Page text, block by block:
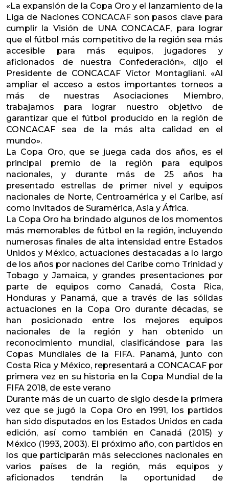
«La expansión de la Copa Oro y el lanzamiento de la
Liga de Naciones CONCACAF son pasos clave para
cumplir la Visión de UNA CONCACAF, para lograr
que el fútbol más competitivo de la región sea más
accesible para más equipos, jugadores y
aficionados de nuestra Confederación», dijo el
Presidente de CONCACAF Víctor Montagliani. «Al
ampliar el acceso a estos importantes torneos a
más de nuestras Asociaciones Miembro,
trabajamos para lograr nuestro objetivo de
garantizar que el fútbol producido en la región de
CONCACAF sea de la más alta calidad en el
mundo».
La Copa Oro, que se juega cada dos años, es el
principal premio de la región para equipos
nacionales, y durante más de 25 años ha
presentado estrellas de primer nivel y equipos
nacionales de Norte, Centroamérica y el Caribe, así
como invitados de Suramérica, Asia y África.
La Copa Oro ha brindado algunos de los momentos
más memorables de fútbol en la región, incluyendo
numerosas finales de alta intensidad entre Estados
Unidos y México, actuaciones destacadas a lo largo
de los años por naciones del Caribe como Trinidad y
Tobago y Jamaica, y grandes presentaciones por
parte de equipos como Canadá, Costa Rica,
Honduras y Panamá, que a través de las sólidas
actuaciones en la Copa Oro durante décadas, se
han posicionado entre los mejores equipos
nacionales de la región y han obtenido un
reconocimiento mundial, clasificándose para las
Copas Mundiales de la FIFA. Panamá, junto con
Costa Rica y México, representará a CONCACAF por
primera vez en su historia en la Copa Mundial de la
FIFA 2018, de este verano
Durante más de un cuarto de siglo desde la primera
vez que se jugó la Copa Oro en 1991, los partidos
han sido disputados en los Estados Unidos en cada
edición, así como también en Canadá (2015) y
México (1993, 2003). El próximo año, con partidos en
los que participarán más selecciones nacionales en
varios países de la región, más equipos y
aficionados tendrán la oportunidad de